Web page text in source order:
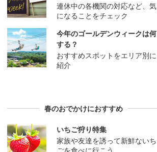
連休中の各機関の対応など、気
になることをチェック
今年のゴールデンウィークは何
する？
おすすめスポットをエリア別に
紹介
春のおでかけにおすすめ
いちご狩り特集
家族や友達を誘って新鮮ないち